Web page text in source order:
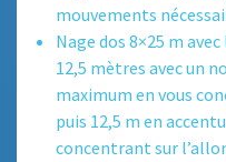
mouvements
Nage dos 8×25 m
12,5 mètres avec un
maximum en vous
puis 12,5 m en
concentrant sur